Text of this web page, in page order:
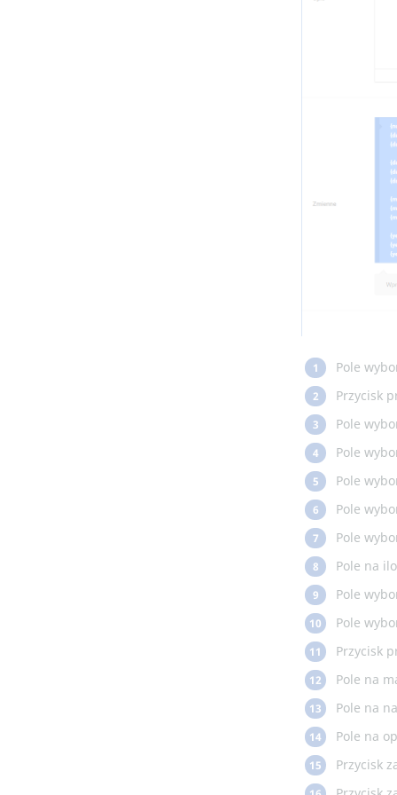
1 Pole
2 Przycisk
3 Pole
4 Pole
5 Pole
6 Pole
7 Pole
8 Pole na
9 Pole
10 Pole
11 Przycisk
12 Pole na
13 Pole na
14 Pole na
15 Przycisk